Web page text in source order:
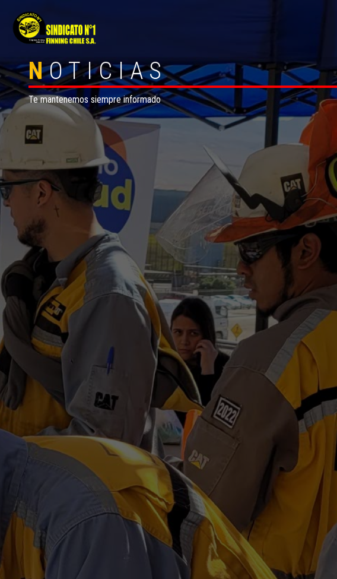
NOTICIAS
Te mantenemos siempre informado